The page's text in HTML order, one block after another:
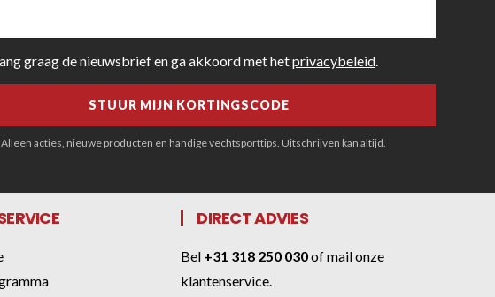
graag de nieuwsbrief en ga akkoord met hetprivacybeleid.
Alleen acties, nieuwe producten en handige vechtsporttips. Uitschrijven kan altijd.
DIRECT ADVIES
Bel +31 318 250 030ofmail onze
klantenservice.